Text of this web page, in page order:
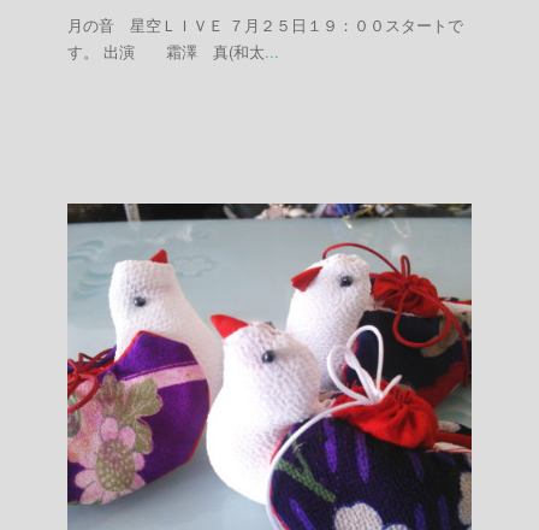
月の音 星空ＬＩＶＥ ７月２５日１９：００スタートで
す。 出演 霜澤 真(和太...